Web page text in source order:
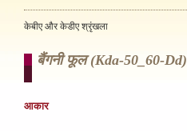
केबीए और केडीए श्रृंखला
बैंगनी फूल (kda-50_60-Dd)
आकार